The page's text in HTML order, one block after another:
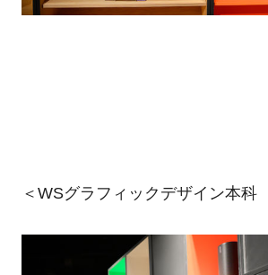
＜WSグラフィックデザイン本